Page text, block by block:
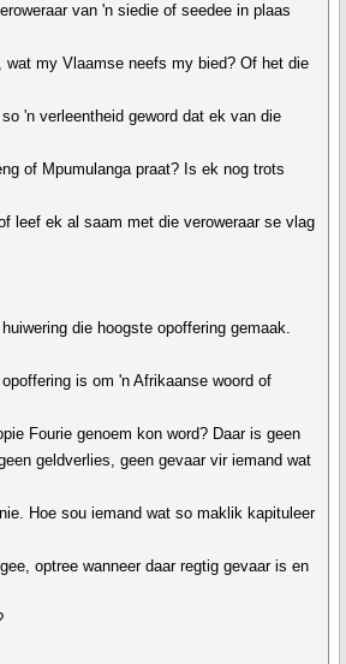
van 'n siedie of seedee in plaas
my Vlaamse neefs my bied? Of het die
'n verleentheid geword dat ek van die
of Mpumulanga praat? Is ek nog trots
leef ek al saam met die veroweraar se vlag
die hoogste opoffering gemaak.
is om 'n Afrikaanse woord of
Fourie genoem kon word? Daar is geen
geldverlies, geen gevaar vir iemand wat
Hoe sou iemand wat so maklik kapituleer
optree wanneer daar regtig gevaar is en